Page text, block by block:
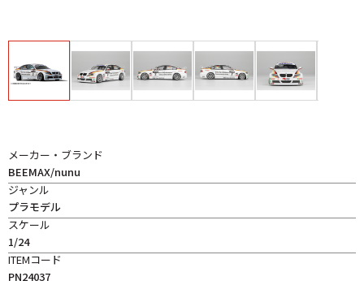
メーカー・ブランド
BEEMAX/nunu
ジャンル
プラモデル
スケール
1/24
ITEMコード
PN24037